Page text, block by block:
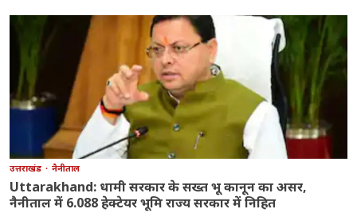
उत्तराखंड नैनीताल
Uttarakhand: धामी सरकार के सख्त भू कानून का असर,
नैनीताल में 6.088 हेक्टेयर भूमि राज्य सरकार में निहित